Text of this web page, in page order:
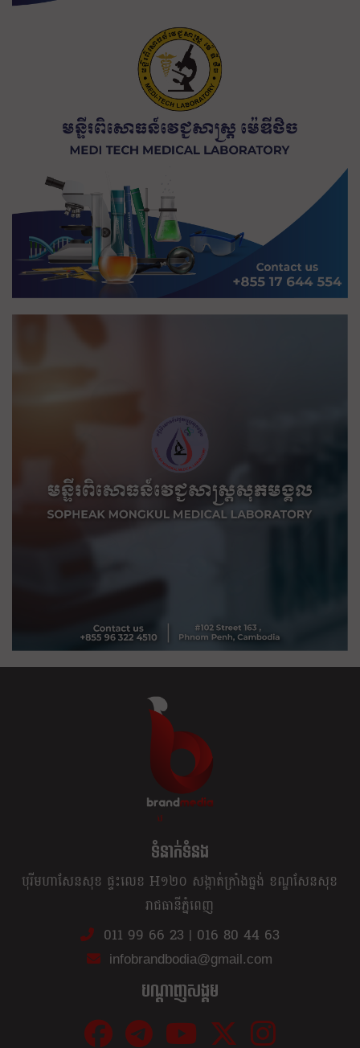
ទំនាក់ទំនង
បុរីមហាសែនសុខ ផ្ទះលេខ H១២០ សង្កាត់ក្រាំងធ្នង់ ខណ្ឌសែនសុខ
រាជធានីភ្នំពេញ
011 99 66 23 | 016 80 44 63
infobrandbodia@gmail.com
បណ្ដាញសង្គម